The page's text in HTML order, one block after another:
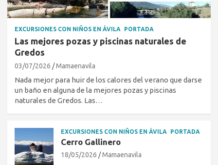
EXCURSIONES CON NIÑOS EN ÁVILA PORTADA
Las mejores pozas y piscinas naturales de
Gredos
03/07/2026 Mamaenavila
Nada mejor para huir de los calores del verano que darse
un baño en alguna de la mejores pozas y piscinas
naturales de Gredos. Las…
EXCURSIONES CON NIÑOS EN ÁVILA PORTADA
Cerro Gallinero
18/05/2026 Mamaenavila